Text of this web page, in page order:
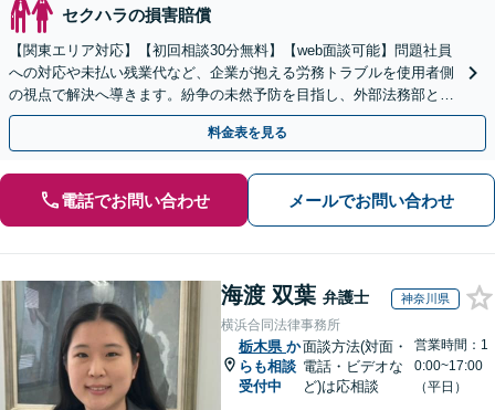
セクハラの損害賠償
【関東エリア対応】【初回相談30分無料】【web面談可能】問題社員
への対応や未払い残業代など、企業が抱える労務トラブルを使用者側
の視点で解決へ導きます。紛争の未然予防を目指し、外部法務部とし
て顧問契約を通じた充実のサポートを提供しております
料金表を見る
電話でお問い合わせ メールでお問い合わせ
海渡 双葉 弁護士 神奈川県
横浜合同法律事務所
栃木県 か
らも相談
受付中
面談方法(対面・
電話・ビデオな
ど)は応相談
営業時間：1
0:00~17:00
（平日）